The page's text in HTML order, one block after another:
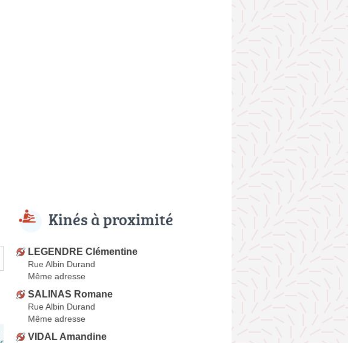
Kinés à proximité
LEGENDRE Clémentine
Rue Albin Durand
Même adresse
SALINAS Romane
Rue Albin Durand
Même adresse
VIDAL Amandine